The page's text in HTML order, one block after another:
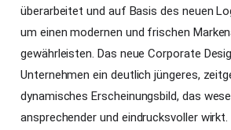
überarbeitet und auf Basis des neuen
um einen modernen und frischen
gewährleisten. Das neue Corporate
Unternehmen ein deutlich jüngeres,
dynamisches Erscheinungsbild, das
ansprechender und eindrucksvoller wirkt.